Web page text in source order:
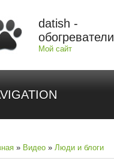
datish -
обогреватели
Мой сайт
» Видео » Люди и блоги